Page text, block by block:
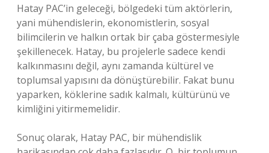
Hatay PAC’in geleceği, bölgedeki tüm aktörlerin,
yani mühendislerin, ekonomistlerin, sosyal
bilimcilerin ve halkın ortak bir çaba göstermesiyle
şekillenecek. Hatay, bu projelerle sadece kendi
kalkınmasını değil, aynı zamanda kültürel ve
toplumsal yapısını da dönüştürebilir. Fakat bunu
yaparken, köklerine sadık kalmalı, kültürünü ve
kimliğini yitirmemelidir.
Sonuç olarak, Hatay PAC, bir mühendislik